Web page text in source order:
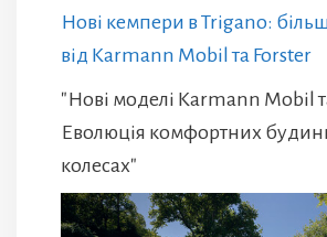
Нові кемпери в Trigano:
від Karmann Mobil та Forster
"Нові моделі Karmann Mobil
Еволюція комфортних
колесах"